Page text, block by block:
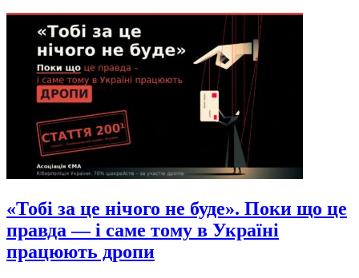
«Тобі за це нічого не буде». Поки що це
правда — і саме тому в Україні
працюють дропи